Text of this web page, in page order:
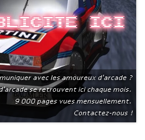
ici
avec les amoureux d'arcade ?
se retrouvent ici chaque mois.
9 000 pages vues mensuellement.
Contactez-nous !